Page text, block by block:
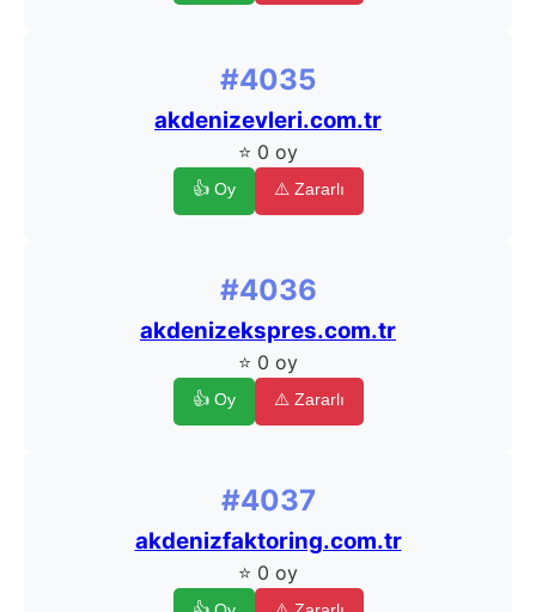
#4035
akdenizevleri.com.tr
⭐ 0 oy
👍 Oy ⚠️ Zararlı
#4036
akdenizekspres.com.tr
⭐ 0 oy
👍 Oy ⚠️ Zararlı
#4037
akdenizfaktoring.com.tr
⭐ 0 oy